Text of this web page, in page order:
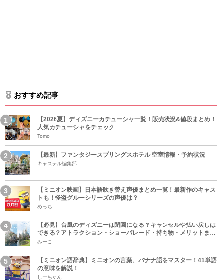
おすすめ記事
【2026夏】ディズニーカチューシャ一覧！販売状況&値段まとめ！
人気カチューシャをチェック
Tomo
【最新】ファンタジースプリングスホテル 空室情報・予約状況
キャステル編集部
【ミニオン映画】日本語吹き替え声優まとめ一覧！最新作のキャス
トも！怪盗グルーシリーズの声優は？
めっち
【必見】台風のディズニーは閉園になる？キャンセルや払い戻しは
できる？アトラクション・ショーパレード・持ち物・メリットまと
め！
みーこ
【ミニオン語辞典】ミニオンの言葉、バナナ語をマスター！41単語
の意味を解説！
しーちゃん